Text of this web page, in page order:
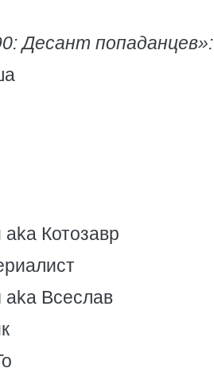
Десант попаданцев»:
Котозавр
aka Всеслав